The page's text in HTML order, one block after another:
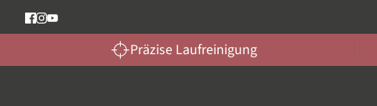
Präzise Laufreinigung